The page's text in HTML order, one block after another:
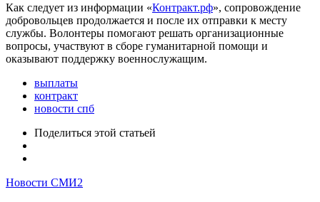
Как следует из информации «Контракт.рф», сопровождение
добровольцев продолжается и после их отправки к месту
службы. Волонтеры помогают решать организационные
вопросы, участвуют в сборе гуманитарной помощи и
оказывают поддержку военнослужащим.
выплаты
контракт
новости спб
Поделиться этой статьей
Новости СМИ2